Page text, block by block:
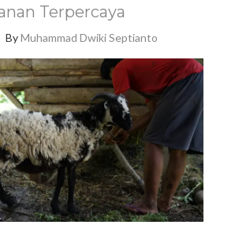
Terpercaya
ByMuhammad Dwiki Septianto